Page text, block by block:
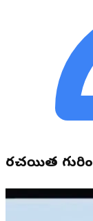
రచయిత